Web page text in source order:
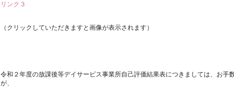
リンク３
（クリックしていただきますと画像が表示されます）
令和２年度の放課後等デイサービス事業所自己評価結果表につきましては、お手
が、